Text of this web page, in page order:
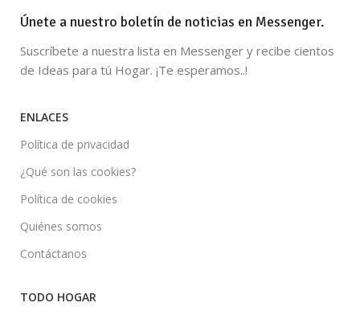
Únete a nuestro boletín de noticias en Messenger.
Suscríbete a nuestra lista en Messenger y recibe cientos
de Ideas para tú Hogar. ¡Te esperamos..!
ENLACES
Política de privacidad
¿Qué son las cookies?
Política de cookies
Quiénes somos
Contáctanos
TODO HOGAR